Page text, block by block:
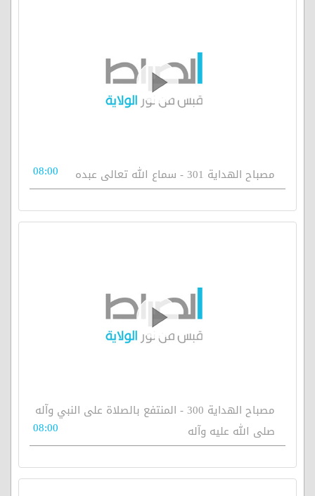
مصباح الهداية 301 - سماع الله تعالى عبده 08:00
مصباح الهداية 300 - المنتفع بالصلاة على النبي وآله
صلى الله عليه وآله
08:00